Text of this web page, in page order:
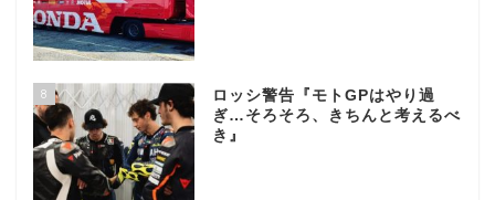
8
ロッシ警告『モトGPはやり過
ぎ…そろそろ、きちんと考えるべ
き』